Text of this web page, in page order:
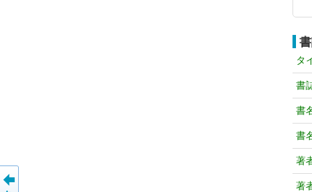
タ
書
書
書
著
著